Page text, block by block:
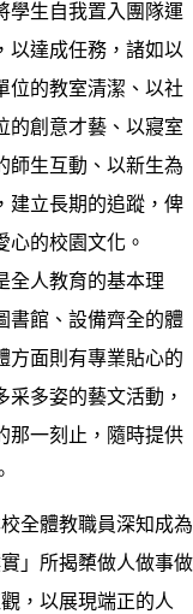
學生自我置入團隊運
以達成任務，諸如以
位的教室清潔、以社
的創意才藝、以寢室
師生互動、以新生為
建立長期的追蹤，俾
心的校園文化。
全人教育的基本理
書館、設備齊全的體
方面則有專業貼心的
多姿的藝文活動，
那一刻止，隨時提供
全體教職員深知成為
」所揭櫫做人做事做
，以展現端正的人